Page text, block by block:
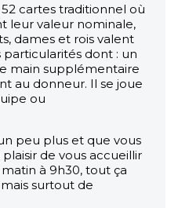
cartes traditionnel où
leur valeur nominale,
dames et rois valent
dont : un
main supplémentaire
au donneur. Il se joue
ou
peu plus et que vous
de vous accueillir
à 9h30, tout ça
surtout de